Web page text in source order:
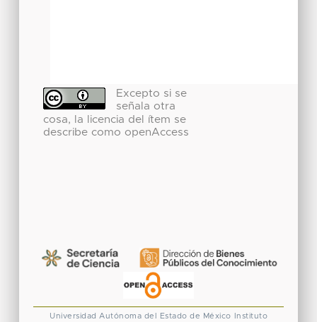
Excepto si se
señala otra
cosa, la licencia del ítem se
describe como openAccess
Universidad Autónoma del Estado de México Instituto